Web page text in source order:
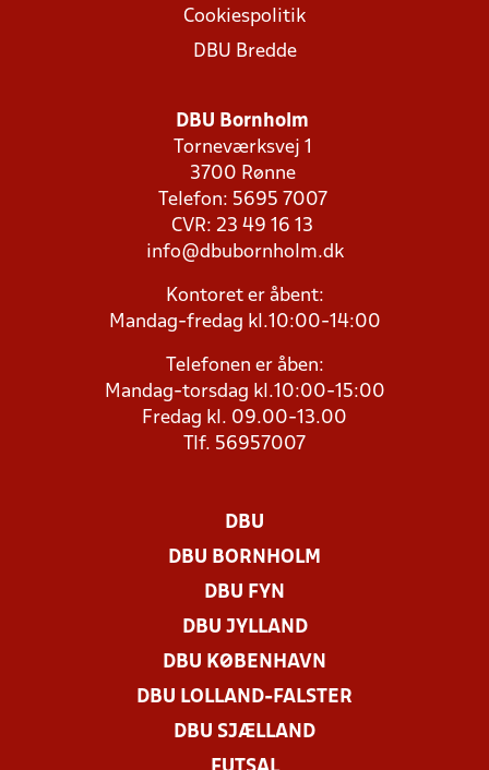
Cookiespolitik
DBU Bredde
DBU Bornholm
Torneværksvej 1
3700 Rønne
Telefon: 5695 7007
CVR: 23 49 16 13
info@dbubornholm.dk
Kontoret er åbent:
Mandag-fredag kl.10:00-14:00
Telefonen er åben:
Mandag-torsdag kl.10:00-15:00
Fredag kl. 09.00-13.00
Tlf. 56957007
DBU
DBU BORNHOLM
DBU FYN
DBU JYLLAND
DBU KØBENHAVN
DBU LOLLAND-FALSTER
DBU SJÆLLAND